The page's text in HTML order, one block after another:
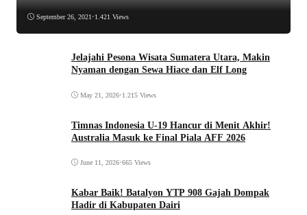
September 26, 2021 •1.421 Views
Jelajahi Pesona Wisata Sumatera Utara, Makin
Nyaman dengan Sewa Hiace dan Elf Long
May 21, 2026•1.215 Views
Timnas Indonesia U-19 Hancur di Menit Akhir!
Australia Masuk ke Final Piala AFF 2026
June 11, 2026•665 Views
Kabar Baik! Batalyon YTP 908 Gajah Dompak
Hadir di Kabupaten Dairi